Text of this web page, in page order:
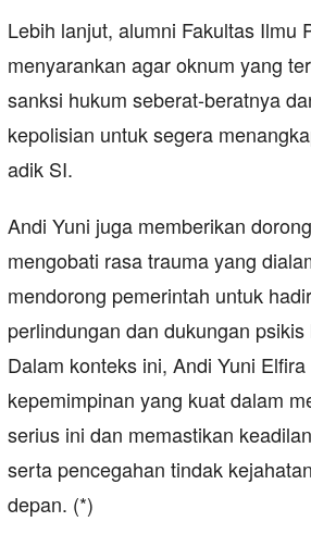
Lebih lanjut, alumni Fakultas Ilmu
menyarankan agar oknum yang
sanksi hukum seberat-beratnya
kepolisian untuk segera
adik SI.
Andi Yuni juga memberikan
mengobati rasa trauma yang
mendorong pemerintah untuk
perlindungan dan dukungan
Dalam konteks ini, Andi Yuni
kepemimpinan yang kuat dalam
serius ini dan memastikan
serta pencegahan tindak
depan. (*)